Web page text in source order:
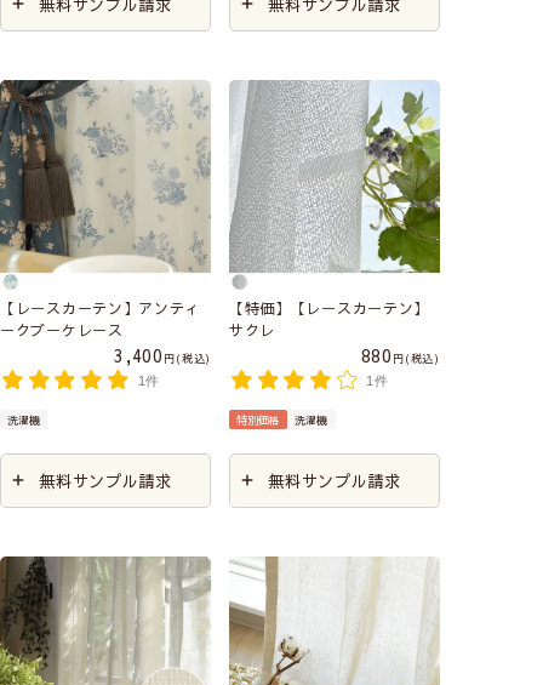
【レースカーテン】アンティ
ークブーケレース
3,400
税込
1件
洗濯機
無料サンプル請求
【特価】【レースカーテン】
サクレ
880
税込
1件
特別価格 洗濯機
無料サンプル請求